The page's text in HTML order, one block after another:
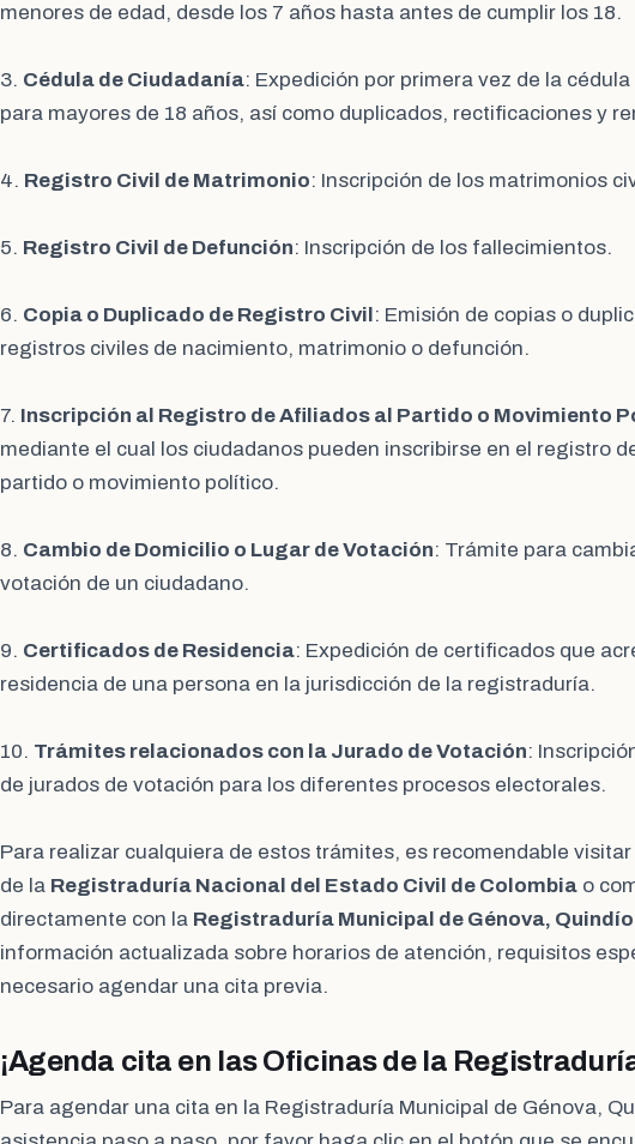
menores de edad, desde los 7 años hasta antes de cumplir los 18.
3. Cédula de Ciudadanía: Expedición por primera vez de la
para mayores de 18 años, así como duplicados, rectificaciones y
4. Registro Civil de Matrimonio: Inscripción de los matrimonios
5. Registro Civil de Defunción: Inscripción de los fallecimientos.
6. Copia o Duplicado de Registro Civil : Emisión de copias o
registros civiles de nacimiento, matrimonio o defunción.
7. Inscripción al Registro de Afiliados al Partido o Movimiento
mediante el cual los ciudadanos pueden inscribirse en el registro
partido o movimiento político.
8. Cambio de Domicilio o Lugar de Votación: Trámite para
votación de un ciudadano.
9. Certificados de Residencia: Expedición de certificados que
residencia de una persona en la jurisdicción de la registraduría.
10. Trámites relacionados con la Jurado de Votación:
de jurados de votación para los diferentes procesos electorales.
Para realizar cualquiera de estos trámites, es recomendable
de la Registraduría Nacional del Estado Civil de Colombia o
directamente con la Registraduría Municipal de Génova, Quindío
información actualizada sobre horarios de atención, requisitos
necesario agendar una cita previa.
¡Agenda cita en las Oficinas de la
Para agendar una cita en la Registraduría Municipal de Génova,